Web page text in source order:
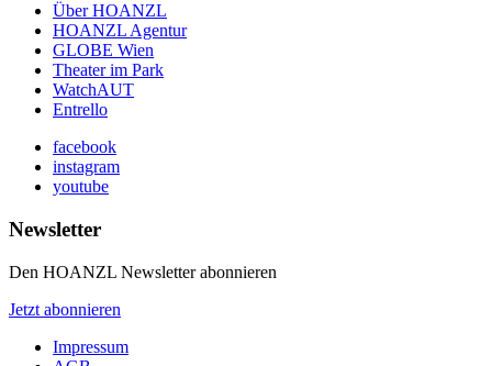
Über HOANZL
HOANZL Agentur
GLOBE Wien
Theater im Park
WatchAUT
Entrello
facebook
instagram
youtube
Newsletter
Den HOANZL Newsletter abonnieren
Jetzt abonnieren
Impressum